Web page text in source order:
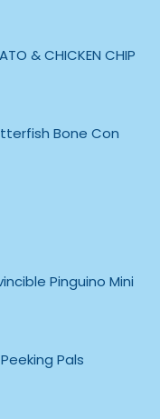
& CHICKEN CHIP
Bone Con
Pinguino Mini
Pals